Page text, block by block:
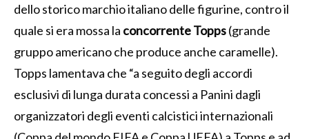
dello storico marchio italiano delle figurine, contro il
quale si era mossa la concorrente Topps(grande
gruppo americano che produce anche caramelle).
Topps lamentava che “a seguito degli accordi
esclusivi di lunga durata concessi a Panini dagli
organizzatori degli eventi calcistici internazionali